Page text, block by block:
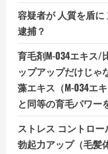
容疑者が 人質を盾
逮捕？
育毛剤M-034エキス/
ップアップだけじゃ
藻エキス（M-034エ
と同等の育毛パワー
ストレス コントロ
勃起力アップ（毛髪